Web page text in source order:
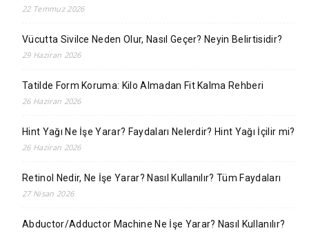
22 Temmuz 2026
Vücutta Sivilce Neden Olur, Nasıl Geçer? Neyin Belirtisidir?
29 Haziran 2026
Tatilde Form Koruma: Kilo Almadan Fit Kalma Rehberi
26 Haziran 2026
Hint Yağı Ne İşe Yarar? Faydaları Nelerdir? Hint Yağı İçilir mi?
26 Haziran 2026
Retinol Nedir, Ne İşe Yarar? Nasıl Kullanılır? Tüm Faydaları
27 Nisan 2026
Abductor/Adductor Machine Ne İşe Yarar? Nasıl Kullanılır?